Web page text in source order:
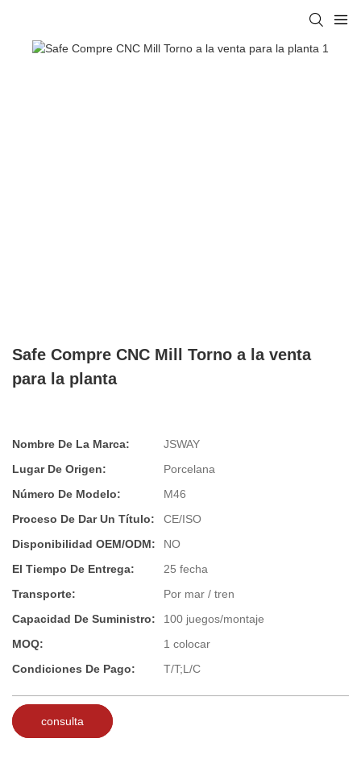
Safe Compre CNC Mill Torno a la venta
para la planta
Nombre De La Marca:
JSWAY
Lugar De Origen:
Porcelana
Número De Modelo:
M46
Proceso De Dar Un Título:
CE/ISO
Disponibilidad OEM/ODM:
NO
El Tiempo De Entrega:
25 fecha
Transporte:
Por mar / tren
Capacidad De Suministro:
100 juegos/montaje
MOQ:
1 colocar
Condiciones De Pago:
T/T;L/C
consulta